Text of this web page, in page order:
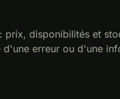
prix, disponibilités et
erreur ou d'une